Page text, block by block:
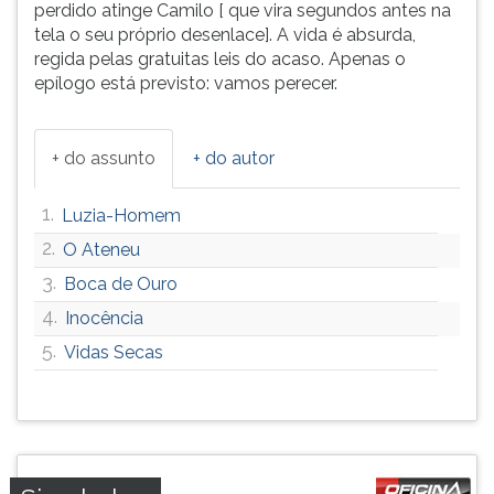
perdido atinge Camilo [ que vira segundos antes na
tela o seu próprio desenlace]. A vida é absurda,
regida pelas gratuitas leis do acaso. Apenas o
epílogo está previsto: vamos perecer.
+ do assunto + do autor
1. Luzia-Homem
2. O Ateneu
3. Boca de Ouro
4. Inocência
5. Vidas Secas